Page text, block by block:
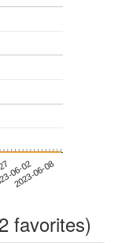
06-02
2023-06-08
favorites)